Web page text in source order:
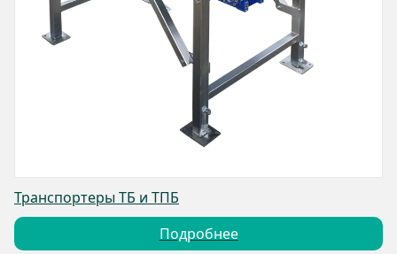
Транспортеры ТБ и ТПБ
Подробнее